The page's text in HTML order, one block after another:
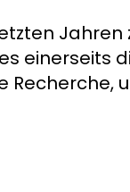
einerseits
Recherche,